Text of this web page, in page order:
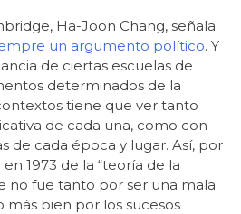
Ha-Joon Chang, señala
un argumento político. Y
de ciertas escuelas de
determinados de la
tiene que ver tanto
de cada una, como con
de cada época y lugar. Así, por
1973 de la “teoría de la
no fue tanto por ser una mala
más bien por los sucesos